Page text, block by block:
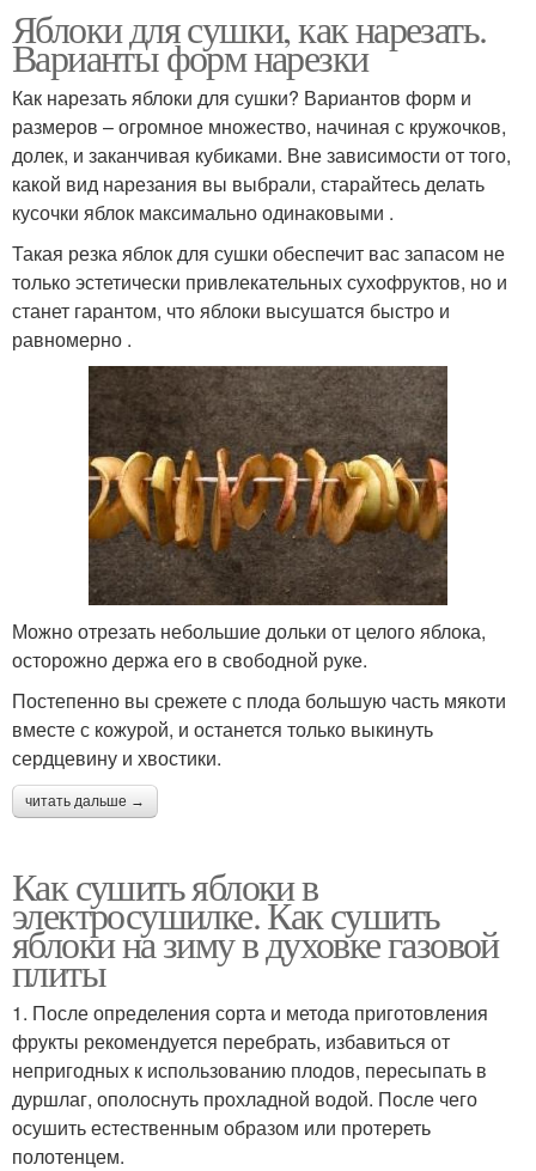
Яблоки для сушки, как нарезать.
Варианты форм нарезки
Как нарезать яблоки для сушки? Вариантов форм и
размеров – огромное множество, начиная с кружочков,
долек, и заканчивая кубиками. Вне зависимости от того,
какой вид нарезания вы выбрали, старайтесь делать
кусочки яблок максимально одинаковыми .
Такая резка яблок для сушки обеспечит вас запасом не
только эстетически привлекательных сухофруктов, но и
станет гарантом, что яблоки высушатся быстро и
равномерно .
Можно отрезать небольшие дольки от целого яблока,
осторожно держа его в свободной руке.
Постепенно вы срежете с плода большую часть мякоти
вместе с кожурой, и останется только выкинуть
сердцевину и хвостики.
читать дальше →
Как сушить яблоки в
электросушилке. Как сушить
яблоки на зиму в духовке газовой
плиты
1. После определения сорта и метода приготовления
фрукты рекомендуется перебрать, избавиться от
непригодных к использованию плодов, пересыпать в
дуршлаг, ополоснуть прохладной водой. После чего
осушить естественным образом или протереть
полотенцем.